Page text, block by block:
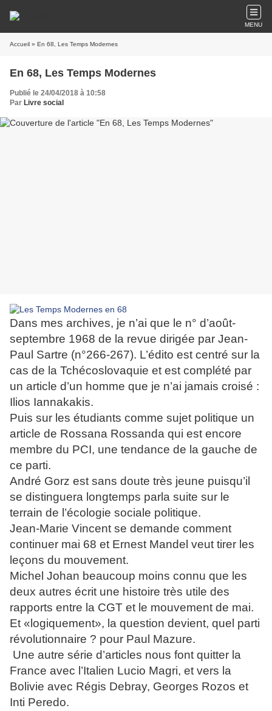
MENU
Accueil » En 68, Les Temps Modernes
En 68, Les Temps Modernes
Publié le 24/04/2018 à 10:58
Par Livre social
Dans mes archives, je n’ai que le n° d’août-
septembre 1968 de la revue dirigée par Jean-
Paul Sartre (n°266-267). L’édito est centré sur la
cas de la Tchécoslovaquie et est complété par
un article d’un homme que je n’ai jamais croisé :
Ilios Iannakakis.
Puis sur les étudiants comme sujet politique un
article de Rossana Rossanda qui est encore
membre du PCI, une tendance de la gauche de
ce parti.
André Gorz est sans doute très jeune puisqu’il
se distinguera longtemps parla suite sur le
terrain de l’écologie sociale politique.
Jean-Marie Vincent se demande comment
continuer mai 68 et Ernest Mandel veut tirer les
leçons du mouvement.
Michel Johan beaucoup moins connu que les
deux autres écrit une histoire très utile des
rapports entre la CGT et le mouvement de mai.
Et «logiquement», la question devient, quel parti
révolutionnaire ? pour Paul Mazure.
Une autre série d’articles nous font quitter la
France avec l’Italien Lucio Magri, et vers la
Bolivie avec Régis Debray, Georges Rozos et
Inti Peredo.